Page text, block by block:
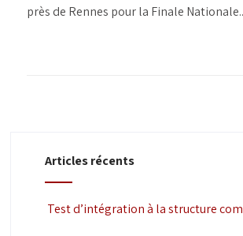
près de Rennes pour la Finale
Articles récents
Test d’intégration à la structure